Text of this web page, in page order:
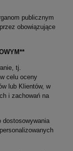
publicznym
obowiązujące
tj.
celu oceny
lub Klientów, w
i zachowań na
dostosowywania